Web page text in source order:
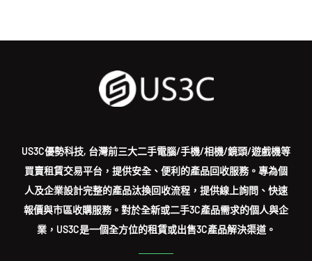
US3C優勢科技, 台灣前三大二手電腦/手機/相機/鏡頭/遊戲機等
買賣租賃交易平台，提供安全、便利的產品回收服務。專為個
人及企業設計完整的產品汰換回收流程，提供線上詢問、快速
報價與市區收購服務。對於全新或二手3C產品需求的個人與企
業，US3C是一個全方位的租賃或出售3C產品解決渠道。